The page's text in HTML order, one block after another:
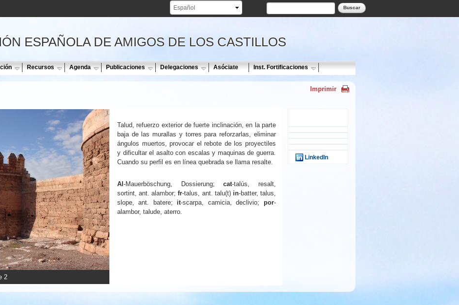
Formulario de búsqueda
Buscar
ESPAÑOLA DE AMIGOS DE LOS CASTILLOS
Recursos Agenda Publicaciones Delegaciones Asóciate Inst. Fortificaciones
Imprimir
LinkedIn
2
Talud, refuerzo exterior de fuerte inclinación, en la parte
baja de las murallas y torres para reforzarlas, eliminar
ángulos muertos, provocar el rebote de los proyectiles
y dificultar el asalto con escalas y maquinas de guerra.
Cuando su perfil es en línea quebrada se llama resalte.
Al -Mauerböschung, Dossierung;cat-talús, resalt,
sortint, ant. alambor; fr-talus, ant. talu(t) in-batter, talus,
slope, ant. batere; it-scarpa, camicia, declivio; por-
alambor, talude, aterro.